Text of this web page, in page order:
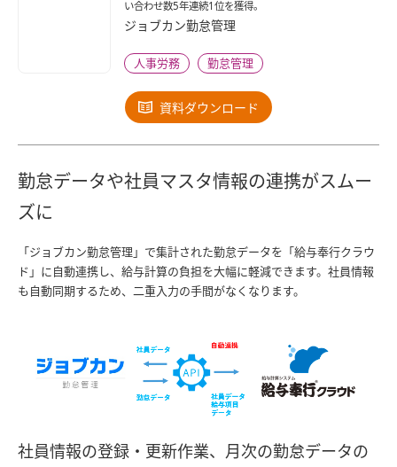
い合わせ数5年連続1位を獲得。
ジョブカン勤怠管理
人事労務 勤怠管理
資料ダウンロード
勤怠データや社員マスタ情報の連携がスムー
ズに
「ジョブカン勤怠管理」で集計された勤怠データを「給与奉行クラウ
ド」に自動連携し、給与計算の負担を大幅に軽減できます。社員情報
も自動同期するため、二重入力の手間がなくなります。
社員情報の登録・更新作業、月次の勤怠データの